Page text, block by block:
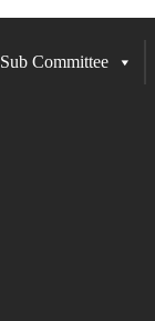
Sub Committee